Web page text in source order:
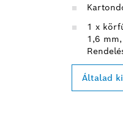
1 x
1,6
Általad